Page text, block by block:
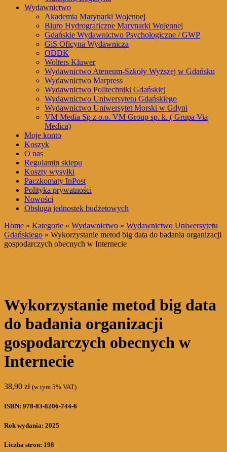
Wydawnictwo
Akademia Marynarki Wojennej
Biuro Hydrograficzne Marynarki Wojennej
Gdańskie Wydawnictwo Psychologiczne / GWP
GiS Oficyna Wydawnicza
ODDK
Wolters Kluwer
Wydawnictwo Ateneum-Szkoły Wyższej w Gdańsku
Wydawnictwo Marpress
Wydawnictwo Politechniki Gdańskiej
Wydawnictwo Uniwersytetu Gdańskiego
Wydawnictwo Uniwersytet Morski w Gdyni
VM Media Sp z o.o. VM Group sp. k. ( Grupa Via
Medica)
Moje konto
Koszyk
O nas
Regulamin sklepu
Koszty wysyłki
Paczkomaty InPost
Polityka prywatności
Nowości
Obsługa jednostek budżetowych
Home » Kategorie » Wydawnictwo » Wydawnictwo Uniwersytetu
Gdańskiego » Wykorzystanie metod big data do badania organizacji
gospodarczych obecnych w Internecie
Wykorzystanie metod big data
do badania organizacji
gospodarczych obecnych w
Internecie
38,90 zł (w tym 5% VAT)
ISBN: 978-83-8206-744-6
Rok wydania: 2025
Liczba stron: 198